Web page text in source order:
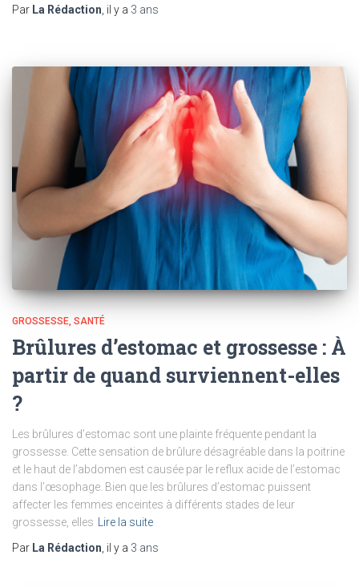
Par La Rédaction, il y a 3 ans
GROSSESSE SANTÉ
Brûlures d’estomac et grossesse : À
partir de quand surviennent-elles
?
Les brûlures d’estomac sont une plainte fréquente pendant la
grossesse. Cette sensation de brûlure désagréable dans la poitrine
et le haut de l’abdomen est causée par le reflux acide de l’estomac
dans l’œsophage. Bien que les brûlures d’estomac puissent
affecter les femmes enceintes à différents stades de leur
grossesse, elles
Lire la suite
Par La Rédaction , il y a 3 ans